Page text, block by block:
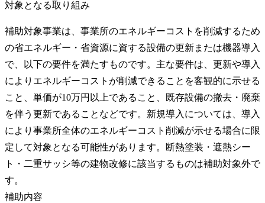
対象となる取り組み
補助対象事業は、事業所のエネルギーコストを削減するため
の省エネルギー・省資源に資する設備の更新または機器導入
で、以下の要件を満たすものです。主な要件は、更新や導入
によりエネルギーコストが削減できることを客観的に示せる
こと、単価が10万円以上であること、既存設備の撤去・廃棄
を伴う更新であることなどです。新規導入については、導入
により事業所全体のエネルギーコスト削減が示せる場合に限
定して対象となる可能性があります。断熱塗装・遮熱シー
ト・二重サッシ等の建物改修に該当するものは補助対象外で
す。
補助内容